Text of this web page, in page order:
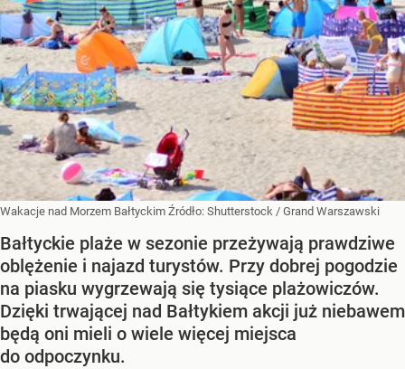
Wakacje nad Morzem Bałtyckim Źródło: Shutterstock / Grand Warszawski
Bałtyckie plaże w sezonie przeżywają prawdziwe
oblężenie i najazd turystów. Przy dobrej pogodzie
na piasku wygrzewają się tysiące plażowiczów.
Dzięki trwającej nad Bałtykiem akcji już niebawem
będą oni mieli o wiele więcej miejsca
do odpoczynku.